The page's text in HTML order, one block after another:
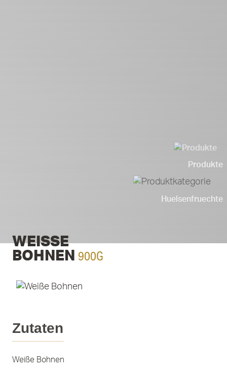
Produkte
Huelsenfruechte
WEISSE B
OHNEN 900G
Zutaten
Weiße Bohnen